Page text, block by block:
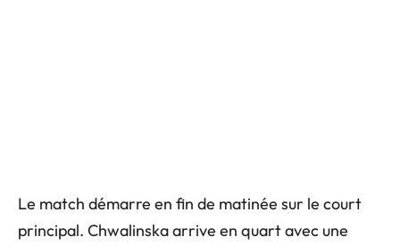
Le match démarre en fin de matinée sur le court
principal. Chwalinska arrive en quart avec une